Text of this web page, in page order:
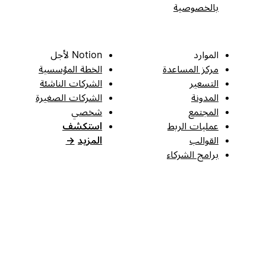
بالخصوصية
الموارد
مركز المساعدة
التسعير
المدونة
المجتمع
عمليات الربط
القوالب
برامج الشركاء
Notion لأجل
الخطة المؤسسية
الشركات الناشئة
الشركات الصغيرة
شخصي
استكشف
المزيد →